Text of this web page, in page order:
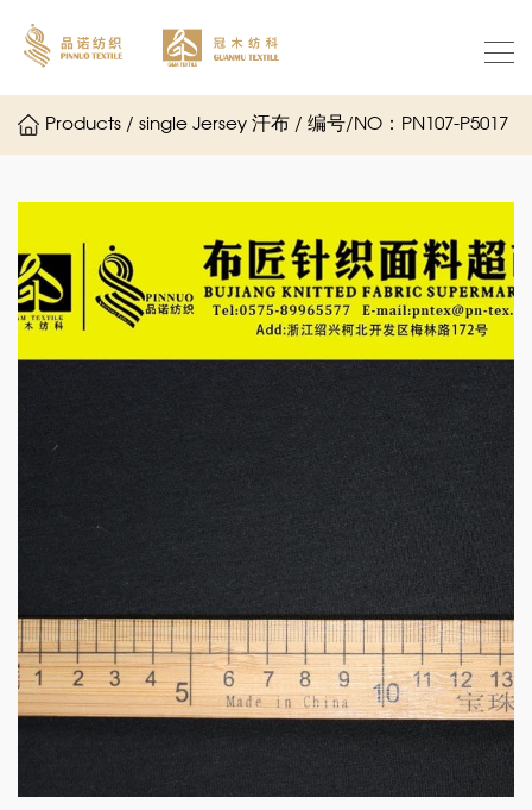
Products / single Jersey 汗布 / 编号/NO：PN107-P5017